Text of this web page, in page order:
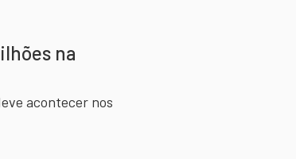
na
acontecer nos